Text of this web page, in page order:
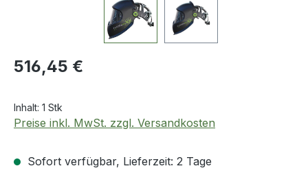
Regulärer Preis:
516,45 €
Inhalt: 1 Stk
Preise inkl. MwSt. zzgl. Versandkosten
Sofort verfügbar, Lieferzeit: 2 Tage